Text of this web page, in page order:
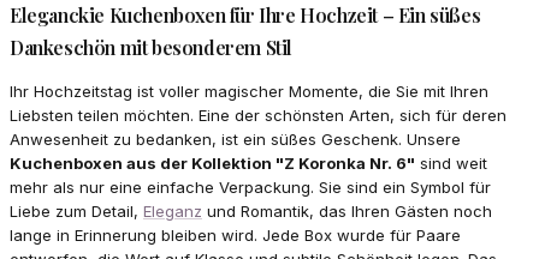
Eleganckie Kuchenboxen für Ihre Hochzeit – Ein süßes
Dankeschön mit besonderem Stil
Ihr Hochzeitstag ist voller magischer Momente, die Sie mit Ihren
Liebsten teilen möchten. Eine der schönsten Arten, sich für deren
Anwesenheit zu bedanken, ist ein süßes Geschenk. Unsere
Kuchenboxen aus der Kollektion "Z Koronka Nr. 6" sind weit
mehr als nur eine einfache Verpackung. Sie sind ein Symbol für
Liebe zum Detail, Eleganz und Romantik, das Ihren Gästen noch
lange in Erinnerung bleiben wird. Jede Box wurde für Paare